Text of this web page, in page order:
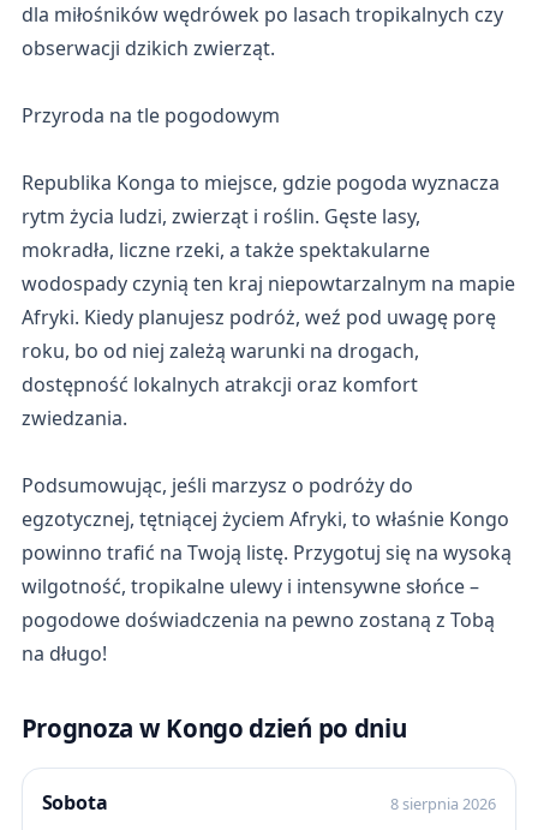
dla miłośników wędrówek po lasach tropikalnych czy
obserwacji dzikich zwierząt.
Przyroda na tle pogodowym
Republika Konga to miejsce, gdzie pogoda wyznacza
rytm życia ludzi, zwierząt i roślin. Gęste lasy,
mokradła, liczne rzeki, a także spektakularne
wodospady czynią ten kraj niepowtarzalnym na mapie
Afryki. Kiedy planujesz podróż, weź pod uwagę porę
roku, bo od niej zależą warunki na drogach,
dostępność lokalnych atrakcji oraz komfort
zwiedzania.
Podsumowując, jeśli marzysz o podróży do
egzotycznej, tętniącej życiem Afryki, to właśnie Kongo
powinno trafić na Twoją listę. Przygotuj się na wysoką
wilgotność, tropikalne ulewy i intensywne słońce –
pogodowe doświadczenia na pewno zostaną z Tobą
na długo!
Prognoza w Kongo dzień po dniu
Sobota 8 sierpnia 2026